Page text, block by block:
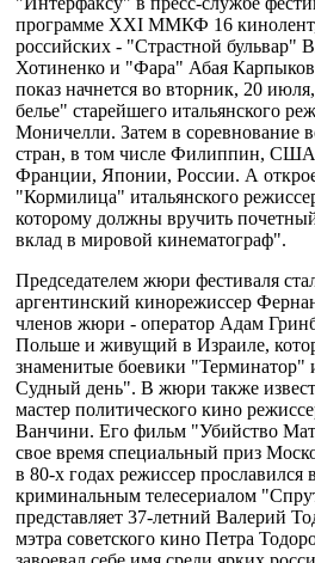
программе XXI ММКФ 16 кинолент,
российских - "Страстной бульвар"
Хотиненко и "Фара" Абая
показ начнется во вторник, 20
белье" старейшего итальянского
Моничелли. Затем в соревнование
стран, в том числе Филиппин,
Франции, Японии, России. А
"Кормилица" итальянского
которому должны вручить
вклад в мировой кинематограф".
Председателем жюри фестиваля
аргентинский кинорежиссер
членов жюри - оператор Адам
Польше и живущий в Израиле,
знаменитые боевики "Терминатор"
Судный день". В жюри также
мастер политического кино
Ванчини. Его фильм "Убийство
свое время специальный приз
в 80-х годах режиссер
криминальным телесериалом
представляет 37-летний Валерий
мэтра советского кино Петра